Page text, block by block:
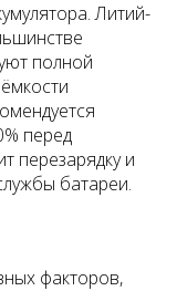
Литий-
полной
перед
перезарядку и
батареи.
факторов,